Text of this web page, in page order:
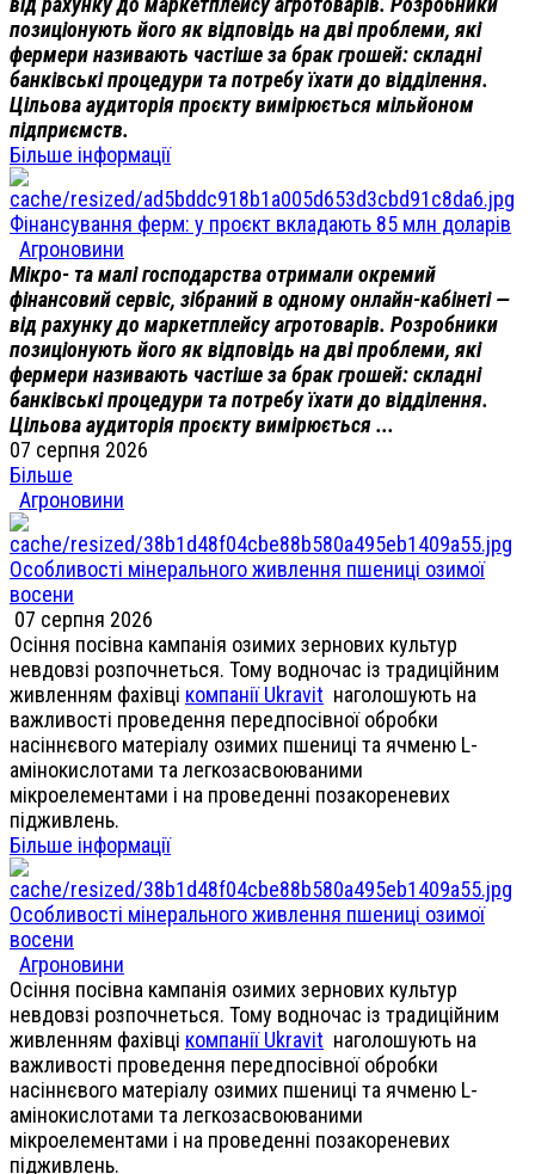
позиціонують його як відповідь на дві проблеми, які
фермери називають частіше за брак грошей: складні
банківські процедури та потребу їхати до відділення.
Цільова аудиторія проєкту вимірюється мільйоном
підприємств.
Більше інформації
Фінансування ферм: у проєкт вкладають 85 млн доларів
Агроновини
Мікро- та малі господарства отримали окремий
фінансовий сервіс, зібраний в одному онлайн-кабінеті —
від рахунку до маркетплейсу агротоварів. Розробники
позиціонують його як відповідь на дві проблеми, які
фермери називають частіше за брак грошей: складні
банківські процедури та потребу їхати до відділення.
Цільова аудиторія проєкту вимірюється ...
07 серпня 2026
Більше
Агроновини
Особливості мінерального живлення пшениці озимої
восени
07 серпня 2026
Осіння посівна кампанія озимих зернових культур
невдовзі розпочнеться. Тому водночас із традиційним
живленням фахівці компанії Ukravit наголошують на
важливості проведення передпосівної обробки
насіннєвого матеріалу озимих пшениці та ячменю L-
амінокислотами та легкозасвоюваними
мікроелементами і на проведенні позакореневих
підживлень.
Більше інформації
Особливості мінерального живлення пшениці озимої
восени
Агроновини
Осіння посівна кампанія озимих зернових культур
невдовзі розпочнеться. Тому водночас із традиційним
живленням фахівці компанії Ukravit наголошують на
важливості проведення передпосівної обробки
насіннєвого матеріалу озимих пшениці та ячменю L-
амінокислотами та легкозасвоюваними
мікроелементами і на проведенні позакореневих
підживлень.